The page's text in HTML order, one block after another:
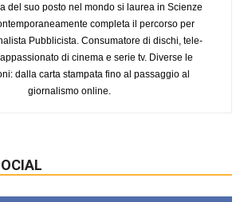
del suo posto nel mondo si laurea in Scienze
completa il percorso per
Pubblicista. Consumatore di dischi, tele-
di cinema e serie tv. Diverse le
dalla carta stampata fino al passaggio al
giornalismo online.